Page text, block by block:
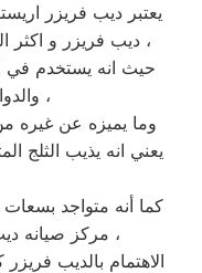
يعتبر ديب فريزر
ديب فريزر و اكثر الديب فريزرات انتشاراً في مدينة نصر ،
حيث انه يستخدم في
والدواجن والاطعمة المختلفة ،
وما يميزه عن غيره
يعني انه يذيب الثلج
كما أنه متواجد
مركز صيانه ديب فريزر اريستون في مدينة نصر ،
الاهتمام بالديب